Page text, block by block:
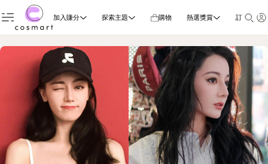
加入賺分 探索主題 購物 熱選獎賞 訂閱雜誌